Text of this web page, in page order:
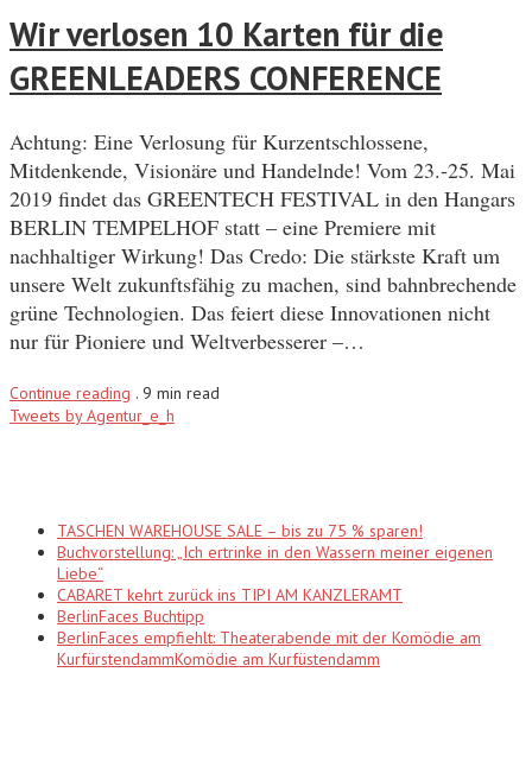
Wir verlosen 10 Karten für die
GREENLEADERS CONFERENCE
Achtung: Eine Verlosung für Kurzentschlossene,
Mitdenkende, Visionäre und Handelnde! Vom 23.-25. Mai
2019 findet das GREENTECH FESTIVAL in den Hangars
BERLIN TEMPELHOF statt – eine Premiere mit
nachhaltiger Wirkung! Das Credo: Die stärkste Kraft um
unsere Welt zukunftsfähig zu machen, sind bahnbrechende
grüne Technologien. Das feiert diese Innovationen nicht
nur für Pioniere und Weltverbesserer –…
Continue reading . 9 min read
Tweets by Agentur_e_h
TASCHEN WAREHOUSE SALE – bis zu 75 % sparen!
Buchvorstellung: „Ich ertrinke in den Wassern meiner eigenen
Liebe“
CABARET kehrt zurück ins TIPI AM KANZLERAMT
BerlinFaces Buchtipp
BerlinFaces empfiehlt: Theaterabende mit der Komödie am
KurfürstendammKomödie am Kurfüstendamm